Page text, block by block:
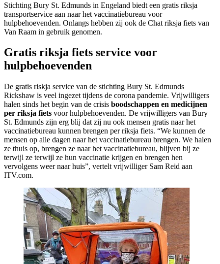
Stichting Bury St. Edmunds in Engeland biedt een gratis riksja
transportservice aan naar het vaccinatiebureau voor
hulpbehoevenden. Onlangs hebben zij ook de Chat riksja fiets van
Van Raam in gebruik genomen.
Gratis riksja fiets service voor
hulpbehoevenden
De gratis riskja service van de stichting Bury St. Edmunds
Rickshaw is veel ingezet tijdens de corona pandemie. Vrijwilligers
halen sinds het begin van de crisis boodschappen en medicijnen
per riksja fiets voor hulpbehoevenden. De vrijwilligers van Bury
St. Edmunds zijn erg blij dat zij nu ook mensen gratis naar het
vaccinatiebureau kunnen brengen per riksja fiets. “We kunnen de
mensen op alle dagen naar het vaccinatiebureau brengen. We halen
ze thuis op, brengen ze naar het vaccinatiebureau, blijven bij ze
terwijl ze terwijl ze hun vaccinatie krijgen en brengen hen
vervolgens weer naar huis”, vertelt vrijwilliger Sam Reid aan
ITV.com.